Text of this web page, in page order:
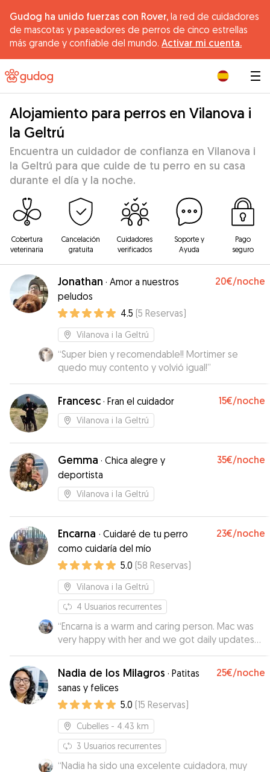
Gudog ha unido fuerzas con Rover, la red de cuidadores
de mascotas y paseadores de perros de cinco estrellas
más grande y confiable del mundo. Activar mi cuenta.
Alojamiento para perros en Vilanova i
la Geltrú
Encuentra un cuidador de confianza en Vilanova i
la Geltrú para que cuide de tu perro en su casa
durante el día y la noche.
Cobertura
veterinaria
Cancelación
gratuita
Cuidadores
verificados
Soporte y
Ayuda
Pago
seguro
Jonathan · Amor a nuestros
peludos
20€/noche
4.5 (5 Reservas)
Vilanova i la Geltrú
“Super bien y recomendable!! Mortimer se
quedo muy contento y volvió igual!”
Francesc · Fran el cuidador 15€/noche
Vilanova i la Geltrú
Gemma · Chica alegre y
deportista
35€/noche
Vilanova i la Geltrú
Encarna · Cuidaré de tu perro
como cuidaría del mío
23€/noche
5.0 (58 Reservas)
Vilanova i la Geltrú
4 Usuarios recurrentes
“Encarna is a warm and caring person. Mac was
very happy with her and we got daily updates
with photos. So glad we discovered her for our
Mac. Thank you Encarna!
Nadia de los Milagros · Patitas
sanas y felices
25€/noche
5.0 (15 Reservas)
Cubelles - 4.43 km
3 Usuarios recurrentes
“Nadia ha sido una excelente cuidadora, muy